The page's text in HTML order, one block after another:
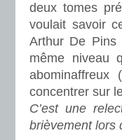
deux tomes
voulait savoir
Arthur De
même niveau
concentrer sur
C’est une
brièvement lors